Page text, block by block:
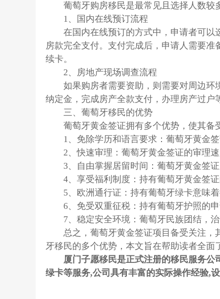
葡萄牙购房移民是最常见且选择人数较多
1、国内在线预订流程
在国内在线预订的方式中，申请者可以
房款完全支付。支付完成后，申请人需要
续卡。
2、房地产现场调查流程
如果购房者需要资助，则需要对周边环
纳定金，完成房产全款支付，办理房产过户
三、葡萄牙移民的优势
葡萄牙黄金签证拥有多个优势，使其备
1、免除学历和语言要求：葡萄牙黄金签
2、快速审理：葡萄牙黄金签证的审理速
3、自由掌握居留时间：葡萄牙黄金签证
4、享受福利制度：持有葡萄牙黄金签证
5、欧洲通行证：持有葡萄牙绿卡意味着
6、免受双重征税：持有葡萄牙护照的申
7、稳定安全环境：葡萄牙民族团结，治
总之，葡萄牙黄金签证项目备受关注，
牙移民的多个优势，本文旨在帮助读者全面
厦门子愿移民是正式注册的移民服务公
绿卡等服务,公司具有丰富的实际操作经验,